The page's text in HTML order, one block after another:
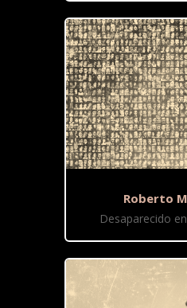
Roberto
Desaparecido